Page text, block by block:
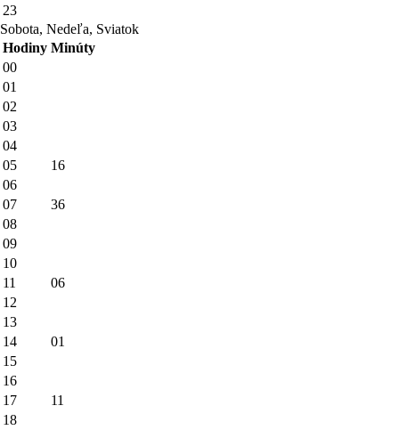
23
Sobota, Nedeľa, Sviatok
Hodiny Minúty
00
01
02
03
04
05
16
06
07
36
08
09
10
11
06
12
13
14
01
15
16
17
11
18